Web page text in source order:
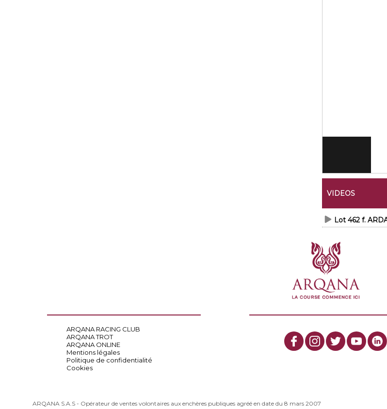
VIDEOS
Lot 462 f.
ARQANA RACING CLUB
ARQANA TROT
ARQANA ONLINE
Mentions légales
Politique de confidentialité
Cookies
ARQANA S.A.S - Opérateur de ventes volontaires aux enchères publiques agréé en date du 8 mars 2007